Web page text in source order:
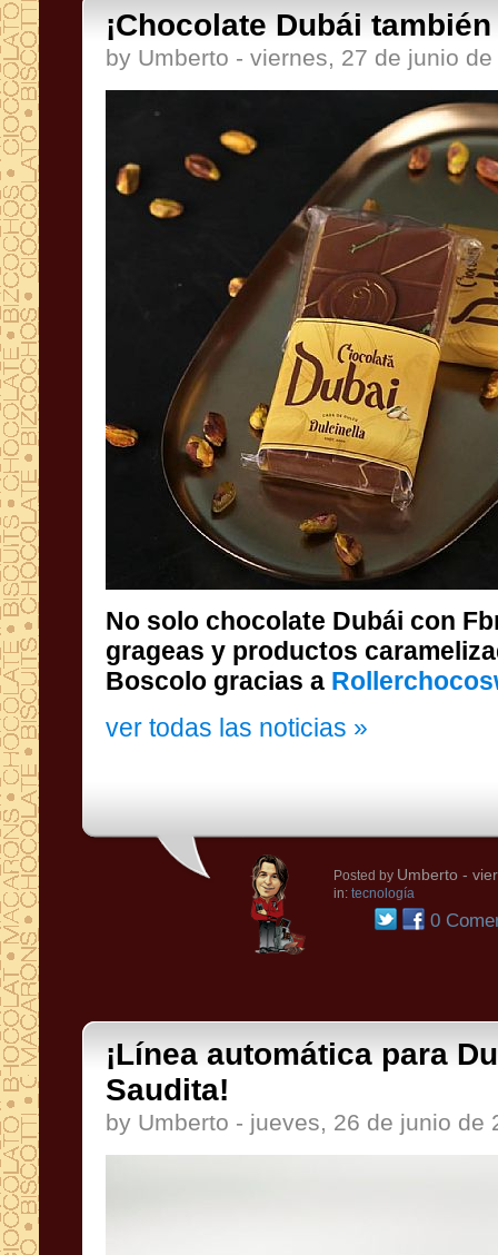
¡Chocolate Dubái
by Umberto - viernes, 27 de junio
No solo chocolate Dubái con
grageas y productos
Boscolo gracias a
ver todas las noticias »
Posted by Umberto -
in: tecnología
0
¡Línea automática para
Saudita!
by Umberto - jueves, 26 de junio de